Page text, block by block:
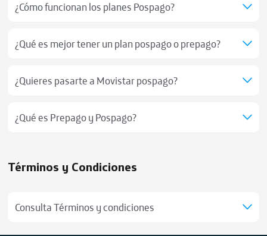
¿Cómo funcionan los planes Pospago?
¿Qué es mejor tener un plan pospago o prepago?
¿Quieres pasarte a Movistar pospago?
¿Qué es Prepago y Pospago?
Términos y Condiciones
Consulta Términos y condiciones